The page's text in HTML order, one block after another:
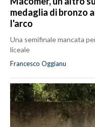
medaglia di bronzo
l'arco
Una semifinale mancata
liceale
Francesco Oggianu